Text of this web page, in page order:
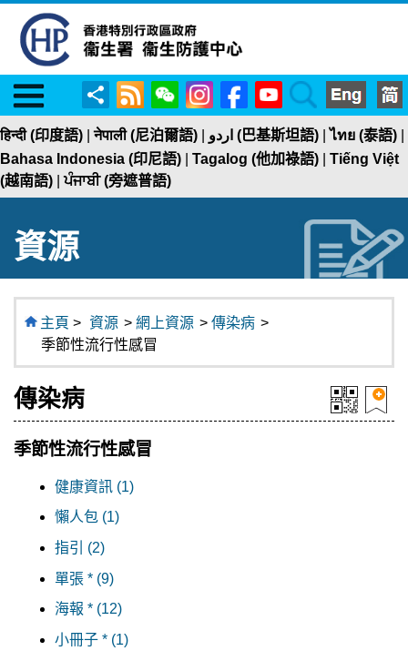
Menu
分
享
RSS WeChatInstagramFacebookYouTubeSearch
हिन्दी (印度語) |नेपाली (尼泊爾語) اردو (巴基斯坦語) |ไทย (泰語)
Bahasa Indonesia (印尼語)
Tagalog (他加祿語)
Tiếng Việt
(越南語) |ਪੰਜਾਬੀ (旁遮普語)
資源
主頁 > 資源 > 網上資源 > 傳染病 >
季節性流行性感冒
傳染病
季節性流行性感冒
健康資訊 (1)
懶人包 (1)
指引 (2)
單張 * (9)
海報 * (12)
小冊子 * (1)